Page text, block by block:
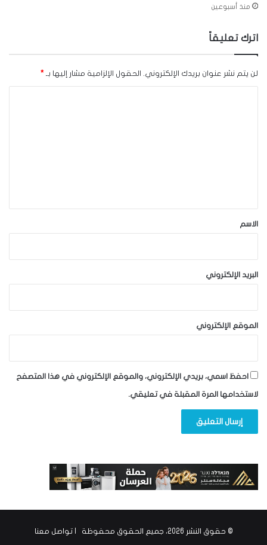
منذ أسبوعين
اترك تعليقاً
لن يتم نشر عنوان بريدك الإلكتروني. الحقول الإلزامية مشار إليها بـ *
*
الاسم
البريد الإلكتروني
الموقع الإلكتروني
احفظ اسمي، بريدي الإلكتروني، والموقع الإلكتروني في هذا المتصفح
لاستخدامها المرة المقبلة في تعليقي.
© حقوق النشر 2026، جميع الحقوق محفوظة | تواصل معنا